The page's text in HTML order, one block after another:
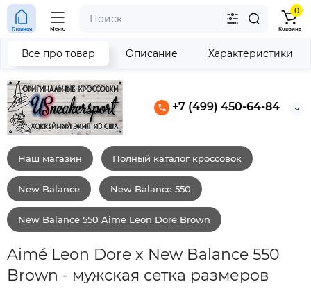
+7 (499) 450-64-84
Главная Меню
0
Корзина
Наш магазин Полный каталог кроссовок
New Balance New Balance 550
New Balance 550 Aime Leon Dore Brown
Aimé Leon Dore x New Balance 550
Brown - мужская сетка размеров
Все про товар Описание Характеристики